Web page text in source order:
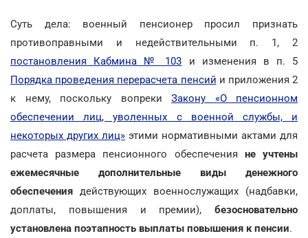
Суть дела: военный пенсионер просил признать
противоправными и недействительными п. 1, 2
постановления Кабмина № 103 и изменения в п. 5
Порядка проведения перерасчета пенсий и приложения 2
к нему, поскольку вопреки Закону «О пенсионном
обеспечении лиц, уволенных с военной службы, и
некоторых других лиц» этими нормативными актами для
расчета размера пенсионного обеспечения не учтены
ежемесячные дополнительные виды денежного
обеспечения действующих военнослужащих (надбавки,
доплаты, повышения и премии), безосновательно
установлена поэтапность выплаты повышения к пенсии.